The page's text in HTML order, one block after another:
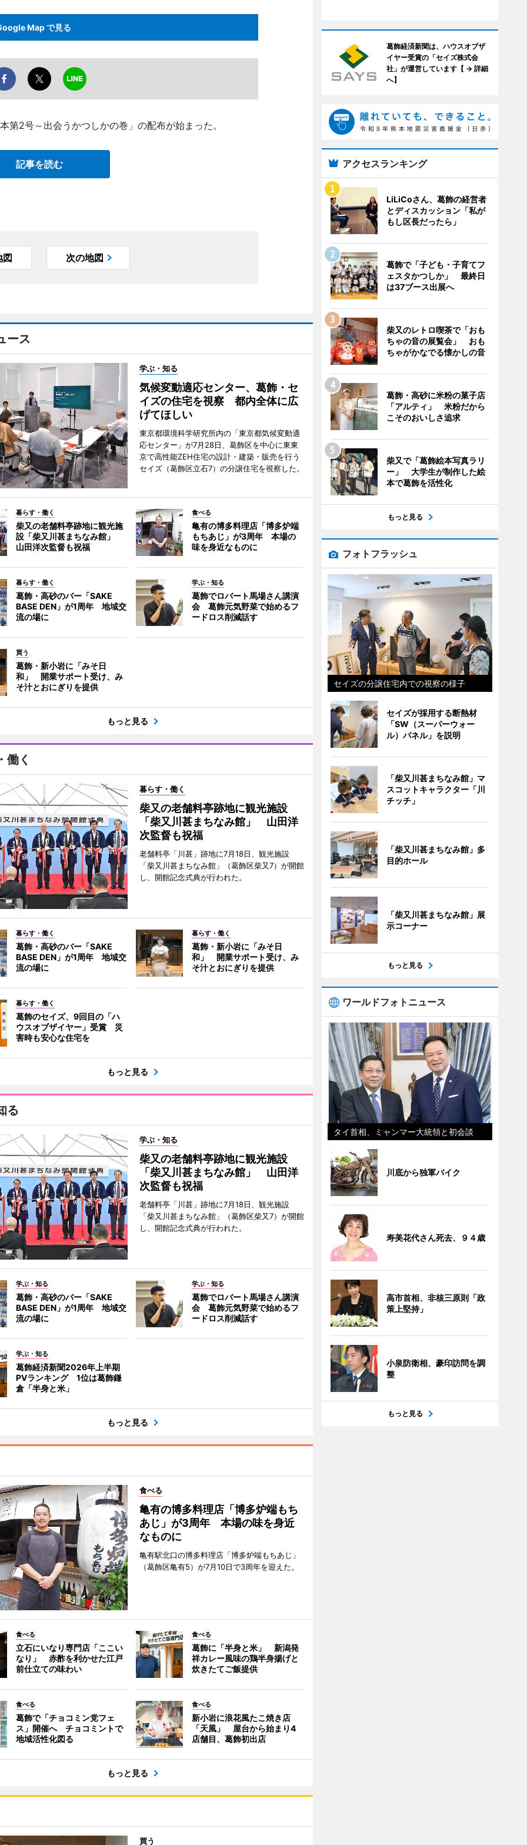
Map で見る
第2号～出会うかつしかの巻」の配布が始まった。
記事を読む
図 次の地図
ース
学ぶ・知る
気候変動適応センター、葛飾・セ
イズの住宅を視察 都内全体に広
げてほしい
東京都環境科学研究所内の「東京都気候変動適
応センター」が7月28日、葛飾区を中心に東東
京で高性能ZEH住宅の設計・建築・販売を行う
セイズ（葛飾区立石7）の分譲住宅を視察した。
暮らす・働く
柴又の老舗料亭跡地に観光施
設「柴又川甚まちなみ館」
山田洋次監督も祝福
食べる
亀有の博多料理店「博多炉端
もちあじ」が3周年 本場の
味を身近なものに
暮らす・働く
葛飾・高砂のバー「SAKE
BASE DEN」が1周年 地域交
流の場に
学ぶ・知る
葛飾でロバート馬場さん講演
会 葛飾元気野菜で始めるフ
ードロス削減話す
買う
葛飾・新小岩に「みそ日
和」 開業サポート受け、み
そ汁とおにぎりを提供
もっと見る
働く
暮らす・働く
柴又の老舗料亭跡地に観光施設
「柴又川甚まちなみ館」 山田洋
次監督も祝福
老舗料亭「川甚」跡地に7月18日、観光施設
「柴又川甚まちなみ館」（葛飾区柴又7）が開館
し、開館記念式典が行われた。
暮らす・働く
葛飾・高砂のバー「SAKE
BASE DEN」が1周年 地域交
流の場に
暮らす・働く
葛飾・新小岩に「みそ日
和」 開業サポート受け、み
そ汁とおにぎりを提供
暮らす・働く
葛飾のセイズ、9回目の「ハ
ウスオブザイヤー」受賞 災
害時も安心な住宅を
もっと見る
る
学ぶ・知る
柴又の老舗料亭跡地に観光施設
「柴又川甚まちなみ館」 山田洋
次監督も祝福
老舗料亭「川甚」跡地に7月18日、観光施設
「柴又川甚まちなみ館」（葛飾区柴又7）が開館
し、開館記念式典が行われた。
学ぶ・知る
葛飾・高砂のバー「SAKE
BASE DEN」が1周年 地域交
流の場に
学ぶ・知る
葛飾でロバート馬場さん講演
会 葛飾元気野菜で始めるフ
ードロス削減話す
学ぶ・知る
葛飾経済新聞2026年上半期
PVランキング 1位は葛飾鎌
倉「半身と米」
もっと見る
食べる
亀有の博多料理店「博多炉端もち
あじ」が3周年 本場の味を身近
なものに
亀有駅北口の博多料理店「博多炉端もちあじ」
（葛飾区亀有5）が7月10日で3周年を迎えた。
食べる
立石にいなり専門店「ここい
なり」 赤酢を利かせた江戸
前仕立ての味わい
食べる
葛飾に「半身と米」 新潟発
祥カレー風味の鶏半身揚げと
炊きたてご飯提供
食べる
葛飾で「チョコミン党フェ
ス」開催へ チョコミントで
地域活性化図る
食べる
新小岩に浪花風たこ焼き店
「天風」 屋台から始まり4
店舗目、葛飾初出店
もっと見る
買う
葛飾経済新聞は、ハウスオブザ
イヤー受賞の「セイズ株式会
社」が運営しています【 → 詳細
へ】
アクセスランキング
LiLiCoさん、葛飾の経営者
とディスカッション「私が
もし区長だったら」
葛飾で「子ども・子育てフ
ェスタかつしか」 最終日
は37ブース出展へ
柴又のレトロ喫茶で「おも
ちゃの音の展覧会」 おも
ちゃがかなでる懐かしの音
葛飾・高砂に米粉の菓子店
「アルティ」 米粉だから
こそのおいしさ追求
柴又で「葛飾絵本写真ラリ
ー」 大学生が制作した絵
本で葛飾を活性化
もっと見る
フォトフラッシュ
セイズの分譲住宅内での視察の様子
セイズが採用する断熱材
「SW（スーパーウォー
ル）パネル」を説明
「柴又川甚まちなみ館」マ
スコットキャラクター「川
チッチ」
「柴又川甚まちなみ館」多
目的ホール
「柴又川甚まちなみ館」展
示コーナー
もっと見る
ワールドフォトニュース
タイ首相、ミャンマー大統領と初会談
川底から独軍バイク
寿美花代さん死去、９４歳
高市首相、非核三原則「政
策上堅持」
小泉防衛相、豪印訪問を調
整
もっと見る